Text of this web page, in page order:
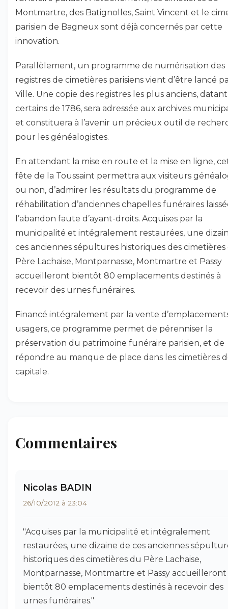
Montmartre, des Batignolles, Saint Vincent et le
parisien de Bagneux sont déjà concernés par cette
innovation.
Parallèlement, un programme de numérisation des
registres de cimetières parisiens vient d’être lancé
Ville. Une copie des registres les plus anciens,
certains de 1786, sera adressée aux archives
et constituera à l’avenir un précieux outil de
pour les généalogistes.
En attendant la mise en route et la mise en ligne,
fête de la Toussaint permettra aux visiteurs
ou non, d’admirer les résultats du programme de
réhabilitation d’anciennes chapelles funéraires
l’abandon faute d’ayant-droits. Acquises par la
municipalité et intégralement restaurées, une
ces anciennes sépultures historiques des
Père Lachaise, Montparnasse, Montmartre et Passy
accueilleront bientôt 80 emplacements destinés à
recevoir des urnes funéraires.
Financé intégralement par la vente
usagers, ce programme permet de pérenniser la
préservation du patrimoine funéraire parisien, et de
répondre au manque de place dans les cimetières
capitale.
Commentaires
Nicolas BADIN
26/10/2012 à 23:04
"Acquises par la municipalité et intégralement
restaurées, une dizaine de ces anciennes
historiques des cimetières du Père Lachaise,
Montparnasse, Montmartre et Passy accueilleront
bientôt 80 emplacements destinés à recevoir des
urnes funéraires."